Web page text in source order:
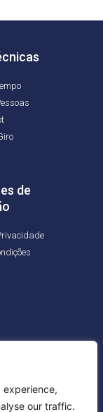
experience,
our traffic.
de